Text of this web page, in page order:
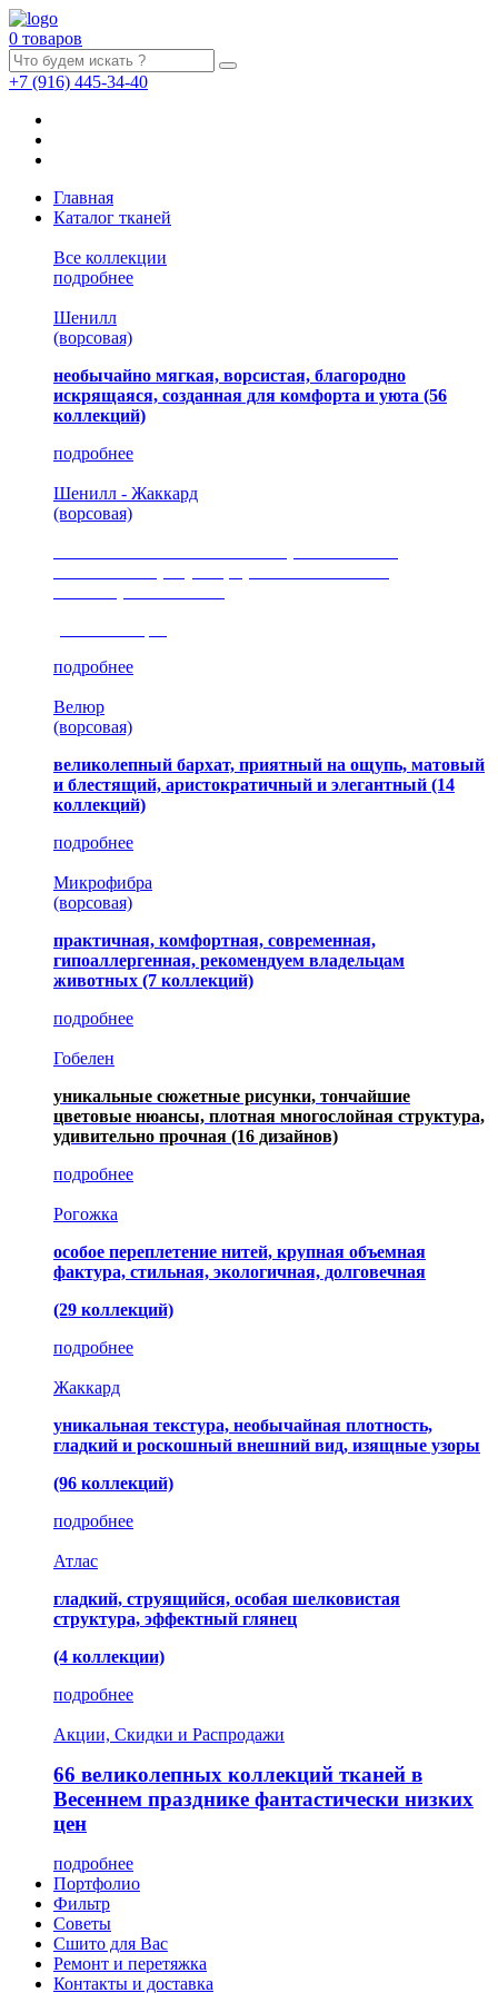
0 товаров
+7 (916) 445-34-40
Главная
Каталог тканей
Все коллекции
подробнее
Шенилл
(ворсовая)
необычайно мягкая, ворсистая, благородно
искрящаяся, созданная для комфорта и уюта (56
коллекций)
подробнее
Шенилл - Жаккард
(ворсовая)
подробнее
Велюр
(ворсовая)
великолепный бархат, приятный на ощупь, матовый
и блестящий, аристократичный и элегантный (14
коллекций)
подробнее
Микрофибра
(ворсовая)
практичная, комфортная, современная,
гипоаллергенная, рекомендуем владельцам
животных (7 коллекций)
подробнее
Гобелен
уникальные сюжетные рисунки, тончайшие
цветовые нюансы, плотная многослойная структура,
удивительно прочная (16 дизайнов)
подробнее
Рогожка
особое переплетение нитей, крупная объемная
фактура, стильная, экологичная, долговечная
(29 коллекций)
подробнее
Жаккард
уникальная текстура, необычайная плотность,
гладкий и роскошный внешний вид, изящные узоры
(96 коллекций)
подробнее
Атлас
гладкий, струящийся, особая шелковистая
структура, эффектный глянец
(4 коллекции)
подробнее
Акции, Скидки и Распродажи
66 великолепных коллекций тканей в
Весеннем празднике фантастически низких
цен
подробнее
Портфолио
Фильтр
Советы
Сшито для Вас
Ремонт и перетяжка
Контакты и доставка